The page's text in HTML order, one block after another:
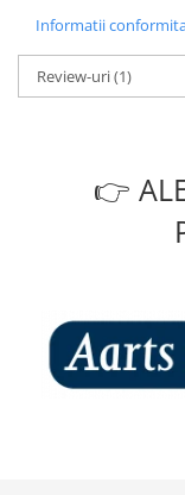
Informatii
Review-uri(1)
👉